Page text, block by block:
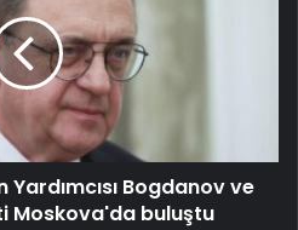
Yardımcısı Bogdanov ve
Moskova'da buluştu